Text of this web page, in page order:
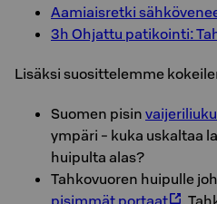
Aamiaisretki
3h Ohjattu patikointi:
Lisäksi suosittelemme
Suomen pisin vaijeriliuku
ympäri - kuka uskaltaa
huipulta alas?
Tahkovuoren huipulle
pisimmät portaat
.